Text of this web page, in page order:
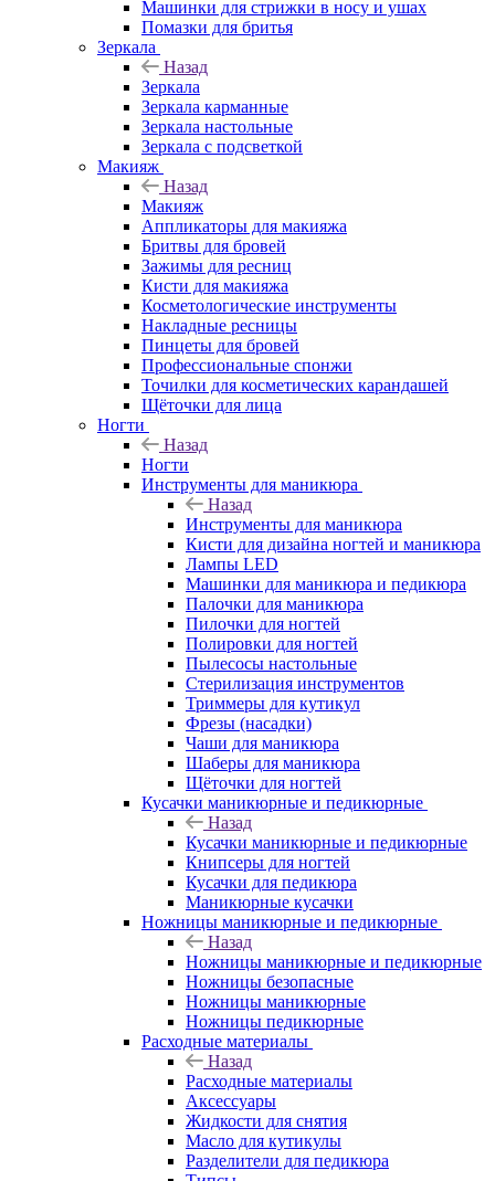
Машинки для стрижки в носу и ушах
Помазки для бритья
Зеркала
Назад
Зеркала
Зеркала карманные
Зеркала настольные
Зеркала с подсветкой
Макияж
Назад
Макияж
Аппликаторы для макияжа
Бритвы для бровей
Зажимы для ресниц
Кисти для макияжа
Косметологические инструменты
Накладные ресницы
Пинцеты для бровей
Профессиональные спонжи
Точилки для косметических карандашей
Щёточки для лица
Ногти
Назад
Ногти
Инструменты для маникюра
Назад
Инструменты для маникюра
Кисти для дизайна ногтей и маникюра
Лампы LED
Машинки для маникюра и педикюра
Палочки для маникюра
Пилочки для ногтей
Полировки для ногтей
Пылесосы настольные
Стерилизация инструментов
Триммеры для кутикул
Фрезы (насадки)
Чаши для маникюра
Шаберы для маникюра
Щёточки для ногтей
Кусачки маникюрные и педикюрные
Назад
Кусачки маникюрные и педикюрные
Книпсеры для ногтей
Кусачки для педикюра
Маникюрные кусачки
Ножницы маникюрные и педикюрные
Назад
Ножницы маникюрные и педикюрные
Ножницы безопасные
Ножницы маникюрные
Ножницы педикюрные
Расходные материалы
Назад
Расходные материалы
Аксессуары
Жидкости для снятия
Масло для кутикулы
Разделители для педикюра